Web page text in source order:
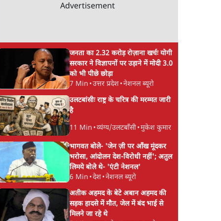
Advertisement
जनता का 2.32 करोड़ रोज़ाना खर्चः योगी
सरकार ने विज्ञापनों पर उड़ाने में मोदी 3.0
को भी पीछे छोड़ा
7 Min •उत्तर प्रदेश•नेशनल ब्यूरो
उलटबांसीः राष्ट्र के चरित्र की मरम्मत जारी
है
11 Min •व्यंग्य/उलटबाँसी•मुकेश कुमार
भागवत बोले- 'जेन ज़ी पर आँख मूंदकर
भरोसा, आंदोलन देश-विरोधी नहीं'; अतुल
लिमये बोले थे- 'एंटी नेशनल'
6 Min •देश•नेशनल ब्यूरो
अतीक अहमद के बेटे अबान अहमद की
सड़क हादसे में मौत, जेल में बंद भाई से
मिलने जा रहे थे